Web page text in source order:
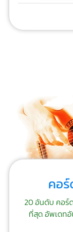
คอ
20 อันดับ คอร์
ที่สุด อัพเดท